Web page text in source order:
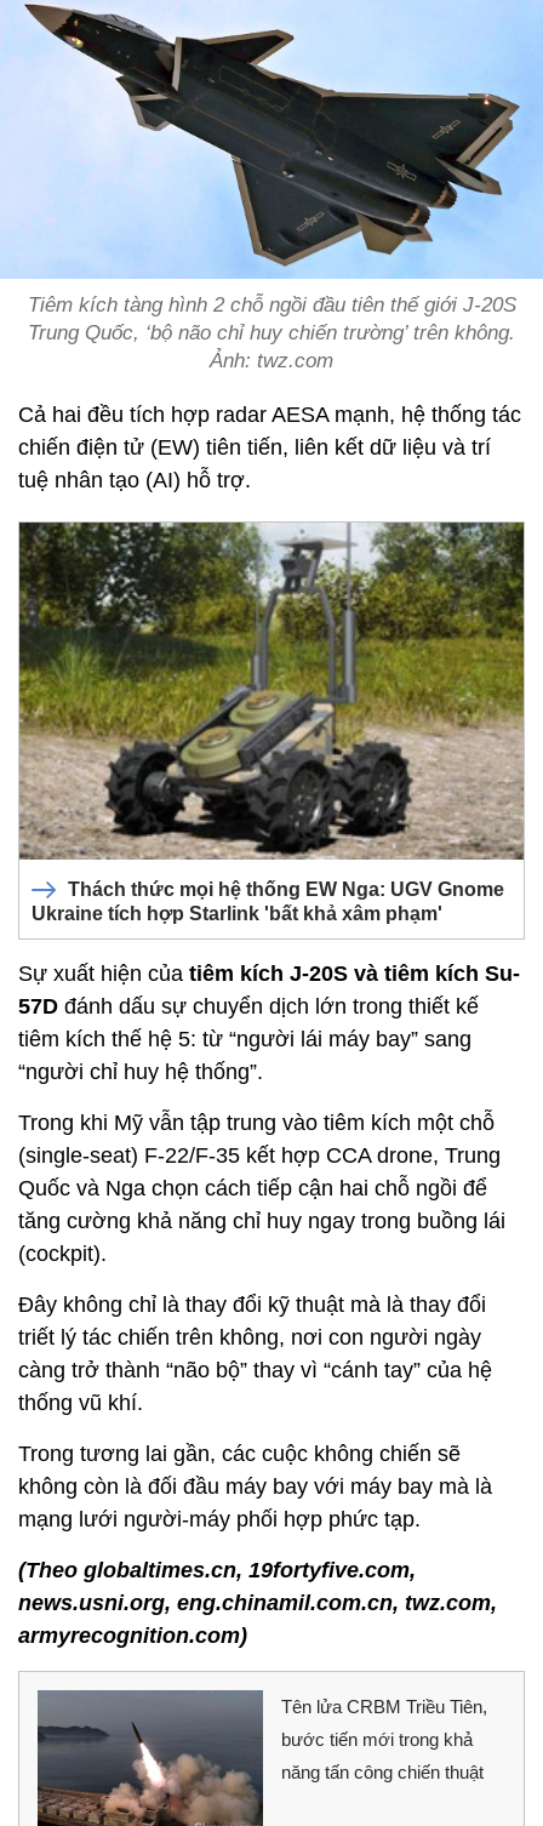
Tiêm kích tàng hình 2 chỗ ngồi đầu tiên thế giới J-20S
Trung Quốc, ‘bộ não chỉ huy chiến trường’ trên không.
Ảnh: twz.com
Cả hai đều tích hợp radar AESA mạnh, hệ thống tác
chiến điện tử (EW) tiên tiến, liên kết dữ liệu và trí
tuệ nhân tạo (AI) hỗ trợ.
Thách thức mọi hệ thống EW Nga: UGV Gnome
Ukraine tích hợp Starlink 'bất khả xâm phạm'
Sự xuất hiện của tiêm kích J-20S và tiêm kích Su-
57D đánh dấu sự chuyển dịch lớn trong thiết kế
tiêm kích thế hệ 5: từ “người lái máy bay” sang
“người chỉ huy hệ thống”.
Trong khi Mỹ vẫn tập trung vào tiêm kích một chỗ
(single-seat) F-22/F-35 kết hợp CCA drone, Trung
Quốc và Nga chọn cách tiếp cận hai chỗ ngồi để
tăng cường khả năng chỉ huy ngay trong buồng lái
(cockpit).
Đây không chỉ là thay đổi kỹ thuật mà là thay đổi
triết lý tác chiến trên không, nơi con người ngày
càng trở thành “não bộ” thay vì “cánh tay” của hệ
thống vũ khí.
Trong tương lai gần, các cuộc không chiến sẽ
không còn là đối đầu máy bay với máy bay mà là
mạng lưới người-máy phối hợp phức tạp.
(Theo globaltimes.cn, 19fortyfive.com,
news.usni.org, eng.chinamil.com.cn, twz.com,
armyrecognition.com)
Tên lửa CRBM Triều Tiên,
bước tiến mới trong khả
năng tấn công chiến thuật